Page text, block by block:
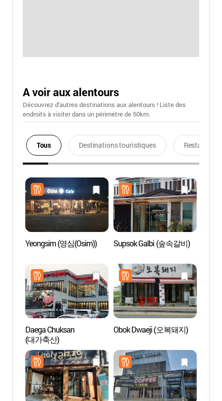
A voir aux alentours
Découvrez d'autres destinations aux alentours ! Liste des
endroits à visiter dans un périmétre de 50km.
Tous Destinations touristiques Restaurants
Yeongsim (영심(Osim)) Supsok Galbi (숲속갈비)
Daega Chuksan
(대가축산)
Obok Dwaeji (오복돼지)